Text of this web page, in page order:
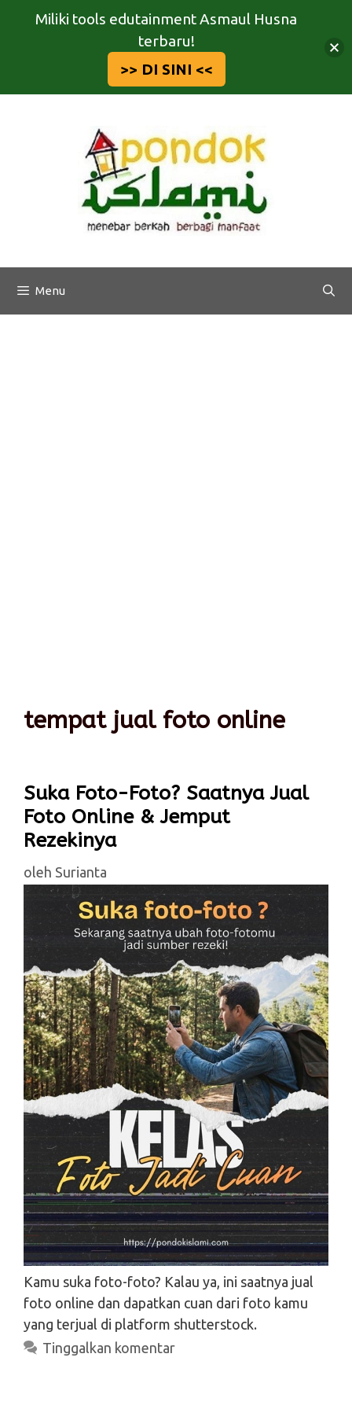
Menu
tempat jual foto online
Suka Foto-Foto? Saatnya Jual
Foto Online & Jemput
Rezekinya
oleh Surianta
Kamu suka foto-foto? Kalau ya, ini saatnya jual
foto online dan dapatkan cuan dari foto kamu
yang terjual di platform shutterstock.
Tinggalkan komentar
Search
Miliki tools edutainment Asmaul Husna
terbaru!
>> DI SINI <<